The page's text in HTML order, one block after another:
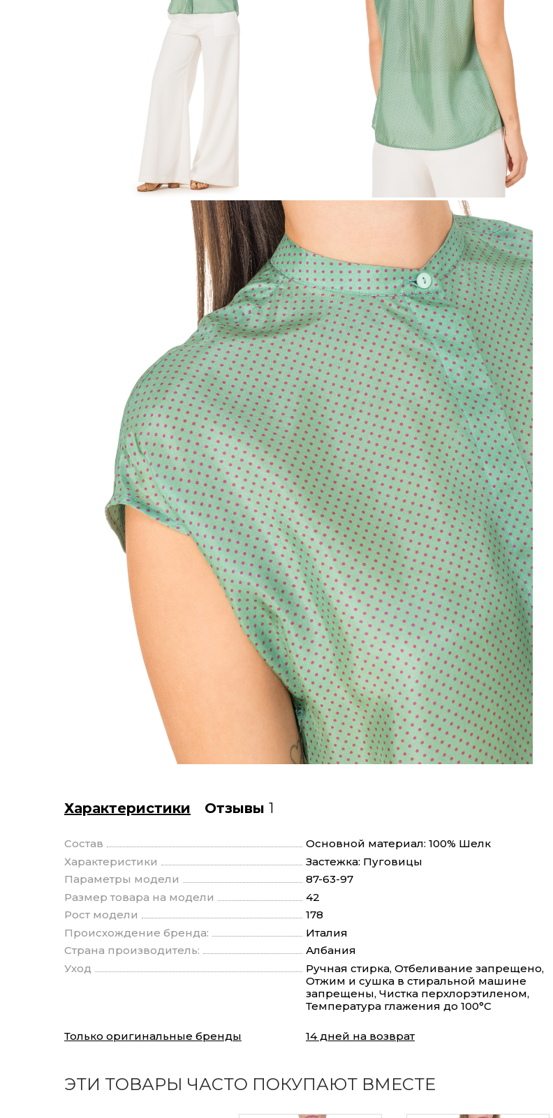
Характеристики Отзывы 1
Состав
Основной материал: 100% Шелк
Характеристики
Застежка: Пуговицы
Параметры модели
87-63-97
Размер товара на модели
42
Рост модели
178
Происхождение бренда:
Италия
Страна производитель:
Албания
Уход
Ручная стирка, Отбеливание запрещено,
Отжим и сушка в стиральной машине
запрещены, Чистка перхлорэтиленом,
Температура глажения до 100°С
Только оригинальные бренды 14 дней на возврат
ЭТИ ТОВАРЫ ЧАСТО ПОКУПАЮТ ВМЕСТЕ